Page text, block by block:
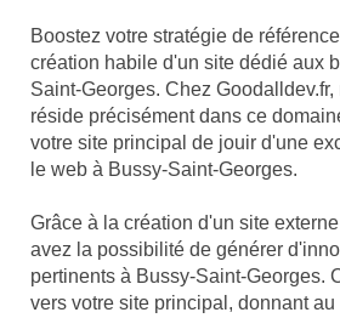
Boostez votre stratégie de
création habile d'un site dédié aux
Saint-Georges. Chez
réside précisément dans ce
votre site principal de jouir d'une
le web à Bussy-Saint-Georges.
Grâce à la création d'un site
avez la possibilité de générer
pertinents à Bussy-Saint-Georges.
vers votre site principal, donnant